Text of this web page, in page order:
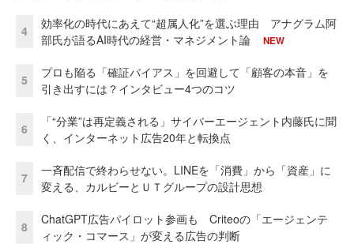
4
効率化の時代にあえて“超属人化”を選ぶ理由 アナグラム阿
部氏が語るAI時代の経営・マネジメント論
NEW
5
プロも陥る「確証バイアス」を回避して「顧客の本音」を
引き出すには？インタビュー4つのコツ
6
「“分業”は再定義される」サイバーエージェント内藤氏に聞
く、インターネット広告20年と転換点
7
一斉配信で終わらせない。LINEを「消費」から「資産」に
変える、カルビーとＵＴグループの設計思想
8
ChatGPT広告パイロット参画も Criteoの「エージェンテ
ィック・コマース」が変える広告の判断